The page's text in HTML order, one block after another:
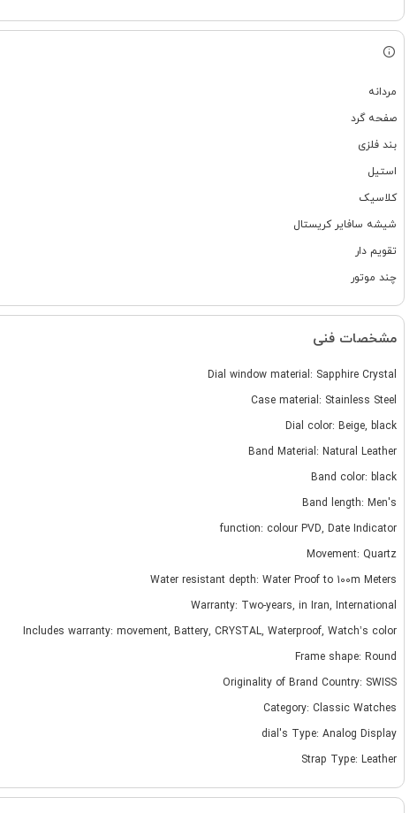
مردانه
صفحه گرد
بند فلزی
استیل
کلاسیک
شیشه سافایر کریستال
تقویم دار
چند موتور
مشخصات فنی
Dial window material: Sapphire Crystal
Case material: Stainless Steel
Dial color: Beige, black
Band Material: Natural Leather
Band color: black
Band length: Men's
function: colour PVD, Date Indicator
Movement: Quartz
Water resistant depth: Water Proof to 100m Meters
Warranty: Two-years, in Iran, International
Includes warranty: movement, Battery, CRYSTAL, Waterproof, Watch’s color
Frame shape: Round
Originality of Brand Country: SWISS
Category: Classic Watches
dial's Type: Analog Display
Strap Type: Leather